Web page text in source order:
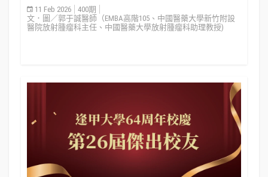
11 Feb 2026
400期
文．圖／郭于誠醫師（EMBA高階105、中國醫藥大學新竹附設
醫院放射腫瘤科主任、中國醫藥大學放射腫瘤科助理教授)